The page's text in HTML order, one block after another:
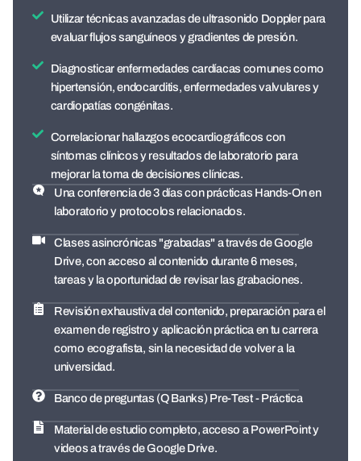
Utilizar técnicas avanzadas de ultrasonido Doppler para
evaluar flujos sanguíneos y gradientes de presión.
Diagnosticar enfermedades cardíacas comunes como
hipertensión, endocarditis, enfermedades valvulares y
cardiopatías congénitas.
Correlacionar hallazgos ecocardiográficos con
síntomas clínicos y resultados de laboratorio para
mejorar la toma de decisiones clínicas.
Una conferencia de 3 días con prácticas Hands-On en
laboratorio y protocolos relacionados.
Clases asincrónicas "grabadas" a través de Google
Drive, con acceso al contenido durante 6 meses,
tareas y la oportunidad de revisar las grabaciones.
Revisión exhaustiva del contenido, preparación para el
examen de registro y aplicación práctica en tu carrera
como ecografista, sin la necesidad de volver a la
universidad.
Banco de preguntas (Q Banks) Pre-Test - Práctica
Material de estudio completo, acceso a PowerPoint y
videos a través de Google Drive.